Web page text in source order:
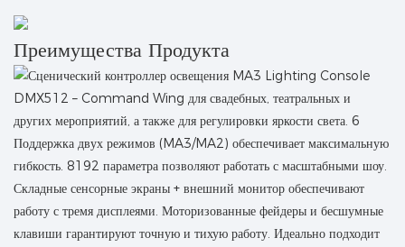
Преимущества Продукта
Поддержка двух режимов (MA3/MA2) обеспечивает максимальную
гибкость. 8192 параметра позволяют работать с масштабными шоу.
Складные сенсорные экраны + внешний монитор обеспечивают
работу с тремя дисплеями. Моторизованные фейдеры и бесшумные
клавиши гарантируют точную и тихую работу. Идеально подходит